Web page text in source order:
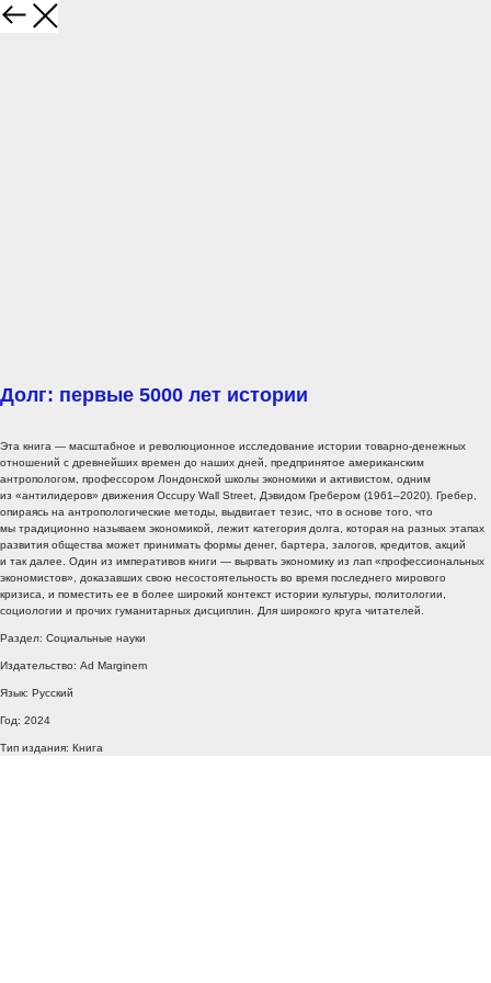
Долг: первые 5000 лет истории
Эта книга — масштабное и революционное исследование истории товарно-денежных
отношений с древнейших времен до наших дней, предпринятое американским
антропологом, профессором Лондонской школы экономики и активистом, одним
из «антилидеров» движения Occupy Wall Street, Дэвидом Гребером (1961–2020). Гребер,
опираясь на антропологические методы, выдвигает тезис, что в основе того, что
мы традиционно называем экономикой, лежит категория долга, которая на разных этапах
развития общества может принимать формы денег, бартера, залогов, кредитов, акций
и так далее. Один из императивов книги — вырвать экономику из лап «профессиональных
экономистов», доказавших свою несостоятельность во время последнего мирового
кризиса, и поместить ее в более широкий контекст истории культуры, политологии,
социологии и прочих гуманитарных дисциплин. Для широкого круга читателей.
Раздел: Социальные науки
Издательство: Ad Marginem
Язык: Русский
Год: 2024
Тип издания: Книга